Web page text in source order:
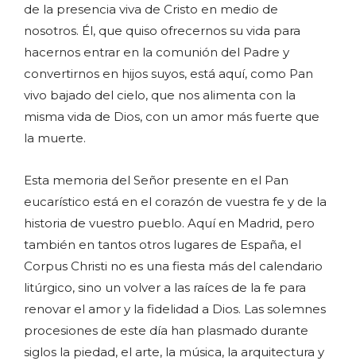
de la presencia viva de Cristo en medio de
nosotros. Él, que quiso ofrecernos su vida para
hacernos entrar en la comunión del Padre y
convertirnos en hijos suyos, está aquí, como Pan
vivo bajado del cielo, que nos alimenta con la
misma vida de Dios, con un amor más fuerte que
la muerte.
Esta memoria del Señor presente en el Pan
eucarístico está en el corazón de vuestra fe y de la
historia de vuestro pueblo. Aquí en Madrid, pero
también en tantos otros lugares de España, el
Corpus Christi no es una fiesta más del calendario
litúrgico, sino un volver a las raíces de la fe para
renovar el amor y la fidelidad a Dios. Las solemnes
procesiones de este día han plasmado durante
siglos la piedad, el arte, la música, la arquitectura y